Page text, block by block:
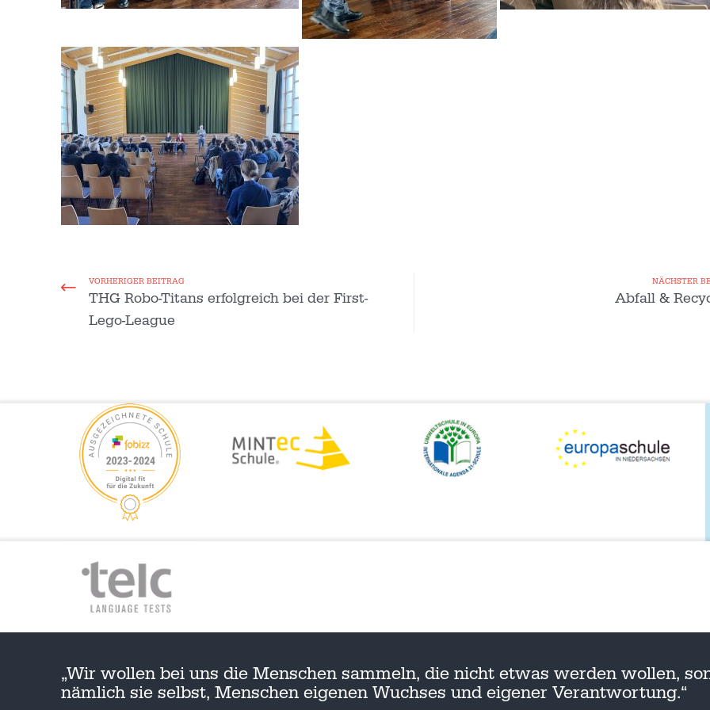
VORHERIGER BEITRAG
THG Robo-Titans erfolgreich bei der First-
Lego-League
NÄCHSTER
Abfall &
„Wir wollen bei uns die Menschen sammeln, die nicht etwas werden wollen,
nämlich sie selbst, Menschen eigenen Wuchses und eigener Verantwortung.“